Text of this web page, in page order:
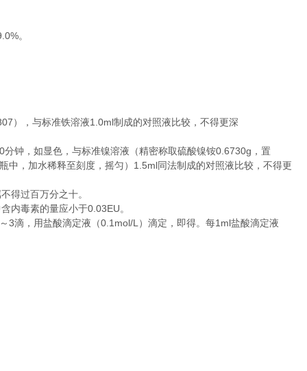
。
，与标准铁溶液1.0ml制成的对照液比较，不得更深
，如显色，与标准镍溶液（精密称取硫酸镍铵0.6730g，置
，加水稀释至刻度，摇匀）1.5ml同法制成的对照液比较，不得更
过百万分之十。
毒素的量应小于0.03EU。
，用盐酸滴定液（0.1mol/L）滴定，即得。每1ml盐酸滴定液